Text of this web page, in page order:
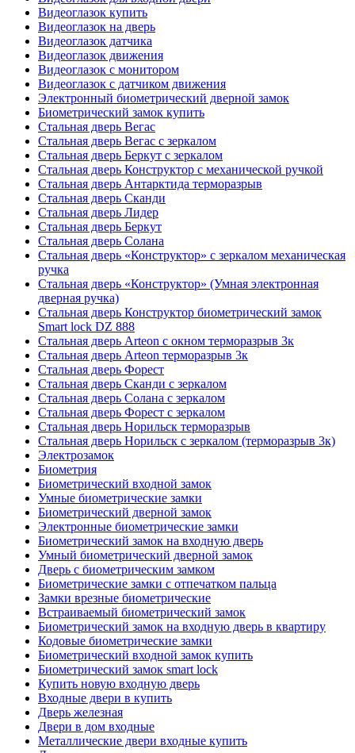
Видеоглазок купить
Видеоглазок на дверь
Видеоглазок датчика
Видеоглазок движения
Видеоглазок с монитором
Видеоглазок с датчиком движения
Электронный биометрический дверной замок
Биометрический замок купить
Стальная дверь Вегас
Стальная дверь Вегас с зеркалом
Стальная дверь Беркут с зеркалом
Стальная дверь Конструктор с механической ручкой
Стальная дверь Антарктида терморазрыв
Стальная дверь Сканди
Стальная дверь Лидер
Стальная дверь Беркут
Стальная дверь Солана
Стальная дверь «Конструктор» с зеркалом механическая
ручка
Стальная дверь «Конструктор» (Умная электронная
дверная ручка)
Стальная дверь Конструктор биометрический замок
Smart lock DZ 888
Стальная дверь Arteon с окном терморазрыв 3к
Стальная дверь Arteon терморазрыв 3к
Стальная дверь Форест
Стальная дверь Сканди с зеркалом
Стальная дверь Солана с зеркалом
Стальная дверь Форест с зеркалом
Стальная дверь Норильск терморазрыв
Стальная дверь Норильск с зеркалом (терморазрыв 3к)
Электрозамок
Биометрия
Биометрический входной замок
Умные биометрические замки
Биометрический дверной замок
Электронные биометрические замки
Биометрический замок на входную дверь
Умный биометрический дверной замок
Дверь с биометрическим замком
Биометрические замки с отпечатком пальца
Замки врезные биометрические
Встраиваемый биометрический замок
Биометрический замок на входную дверь в квартиру
Кодовые биометрические замки
Биометрический входной замок купить
Биометрический замок smart lock
Купить новую входную дверь
Входные двери в купить
Дверь железная
Двери в дом входные
Металлические двери входные купить